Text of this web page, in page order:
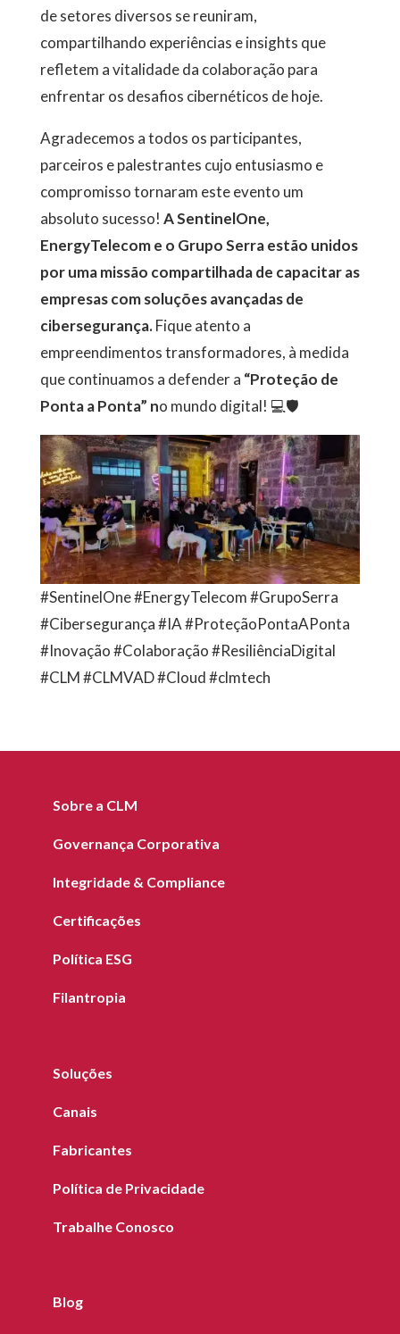
de setores diversos se reuniram,
compartilhando experiências e insights que
refletem a vitalidade da colaboração para
enfrentar os desafios cibernéticos de hoje.
Agradecemos a todos os participantes,
parceiros e palestrantes cujo entusiasmo e
compromisso tornaram este evento um
absoluto sucesso! A SentinelOne,
EnergyTelecom e o Grupo Serra estão unidos
por uma missão compartilhada de capacitar as
empresas com soluções avançadas de
cibersegurança.Fique atento a
empreendimentos transformadores, à medida
que continuamos a defender a “Proteção de
Ponta a Ponta” no mundo digital! 💻🛡️
#SentinelOne #EnergyTelecom #GrupoSerra
#Cibersegurança #IA #ProteçãoPontaAPonta
#Inovação #Colaboração #ResiliênciaDigital
#CLM #CLMVAD #Cloud #clmtech
Sobre a CLM
Governança Corporativa
Integridade & Compliance
Certificações
Política ESG
Filantropia
Soluções
Canais
Fabricantes
Política de Privacidade
Trabalhe Conosco
Blog